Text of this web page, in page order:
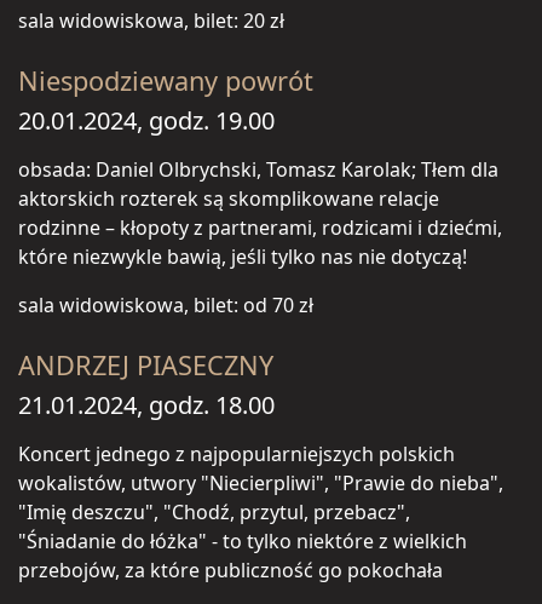
sala widowiskowa, bilet: 20 zł
Niespodziewany powrót
20.01.2024, godz. 19.00
obsada: Daniel Olbrychski, Tomasz Karolak; Tłem dla
aktorskich rozterek są skomplikowane relacje
rodzinne – kłopoty z partnerami, rodzicami i dziećmi,
które niezwykle bawią, jeśli tylko nas nie dotyczą!
sala widowiskowa, bilet: od 70 zł
ANDRZEJ PIASECZNY
21.01.2024, godz. 18.00
Koncert jednego z najpopularniejszych polskich
wokalistów, utwory "Niecierpliwi", "Prawie do nieba",
"Imię deszczu", "Chodź, przytul, przebacz",
"Śniadanie do łóżka" - to tylko niektóre z wielkich
przebojów, za które publiczność go pokochała